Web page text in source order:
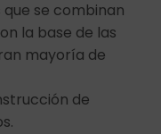
que se combinan
la base de las
mayoría de
de